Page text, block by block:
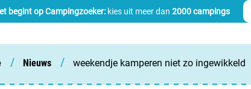
begint op Campingzoeker: kies uit meer dan 2000 campings
/ Nieuws / weekendje kamperen niet zo ingewikkeld